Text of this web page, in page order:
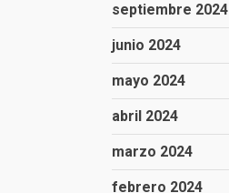
septiembre 2024
junio 2024
mayo 2024
abril 2024
marzo 2024
febrero 2024